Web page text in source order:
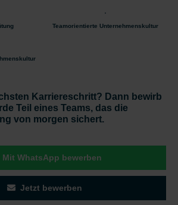
Teamorientierte Unternehmenskultur
Karriereschritt? Dann bewirb
Teil eines Teams, das die
von morgen sichert.
Mit WhatsApp bewerben
Jetzt bewerben